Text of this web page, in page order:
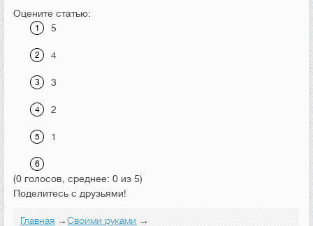
Оцените статью:
5
4
3
2
1
(0 голосов, среднее: 0 из 5)
Поделитесь с друзьями!
Главная →Своими руками →